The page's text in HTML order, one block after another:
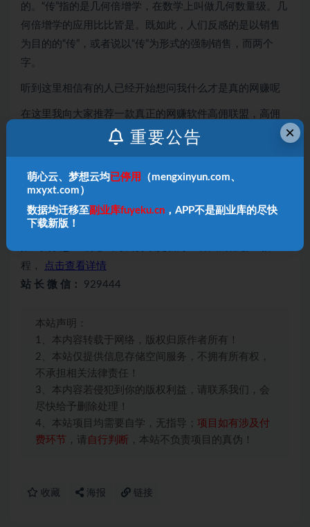
的。“传”指的是几何倍增学，在数学上叫做几何数量级。几
何倍增学的应用比比皆是。既如此，人们反感的是以销售
为目的的“传”，或者说以“传”为形式的强制销售，而两个
字。
听到这里相信有的人已经开始想问我什么才是真的网赚呢
在这里我向大家推荐一款真正的网赚软件高佣联盟，高佣
联盟是一款优惠券软件上面不仅有大量淘宝拼多多京东的
你还在等什么赶快扫码加入吧！！！
———END———
程，
点击查看详情
站 长 微 信： 929444
本站声明：
1、本内容转载于网络，版权归原作者所有！
2、本站仅提供信息存储空间服务，不拥有所有权，
不承担相关法律责任！
3、本内容若侵犯到你的版权利益，请联系我们，会
尽快给予删除处理！
4、本站项目均需要自学，无指导； 项目如有涉及付
费环节 ，请 自行判断 ，本站不负责项目的真伪！
收藏 海报 链接
×
重要公告
萌心云、梦想云均 已停用
（mengxinyun.com、
mxyxt.com）
数据均迁移至副业库fuyeku.cn ，APP不是副业库的尽快
下载新版！